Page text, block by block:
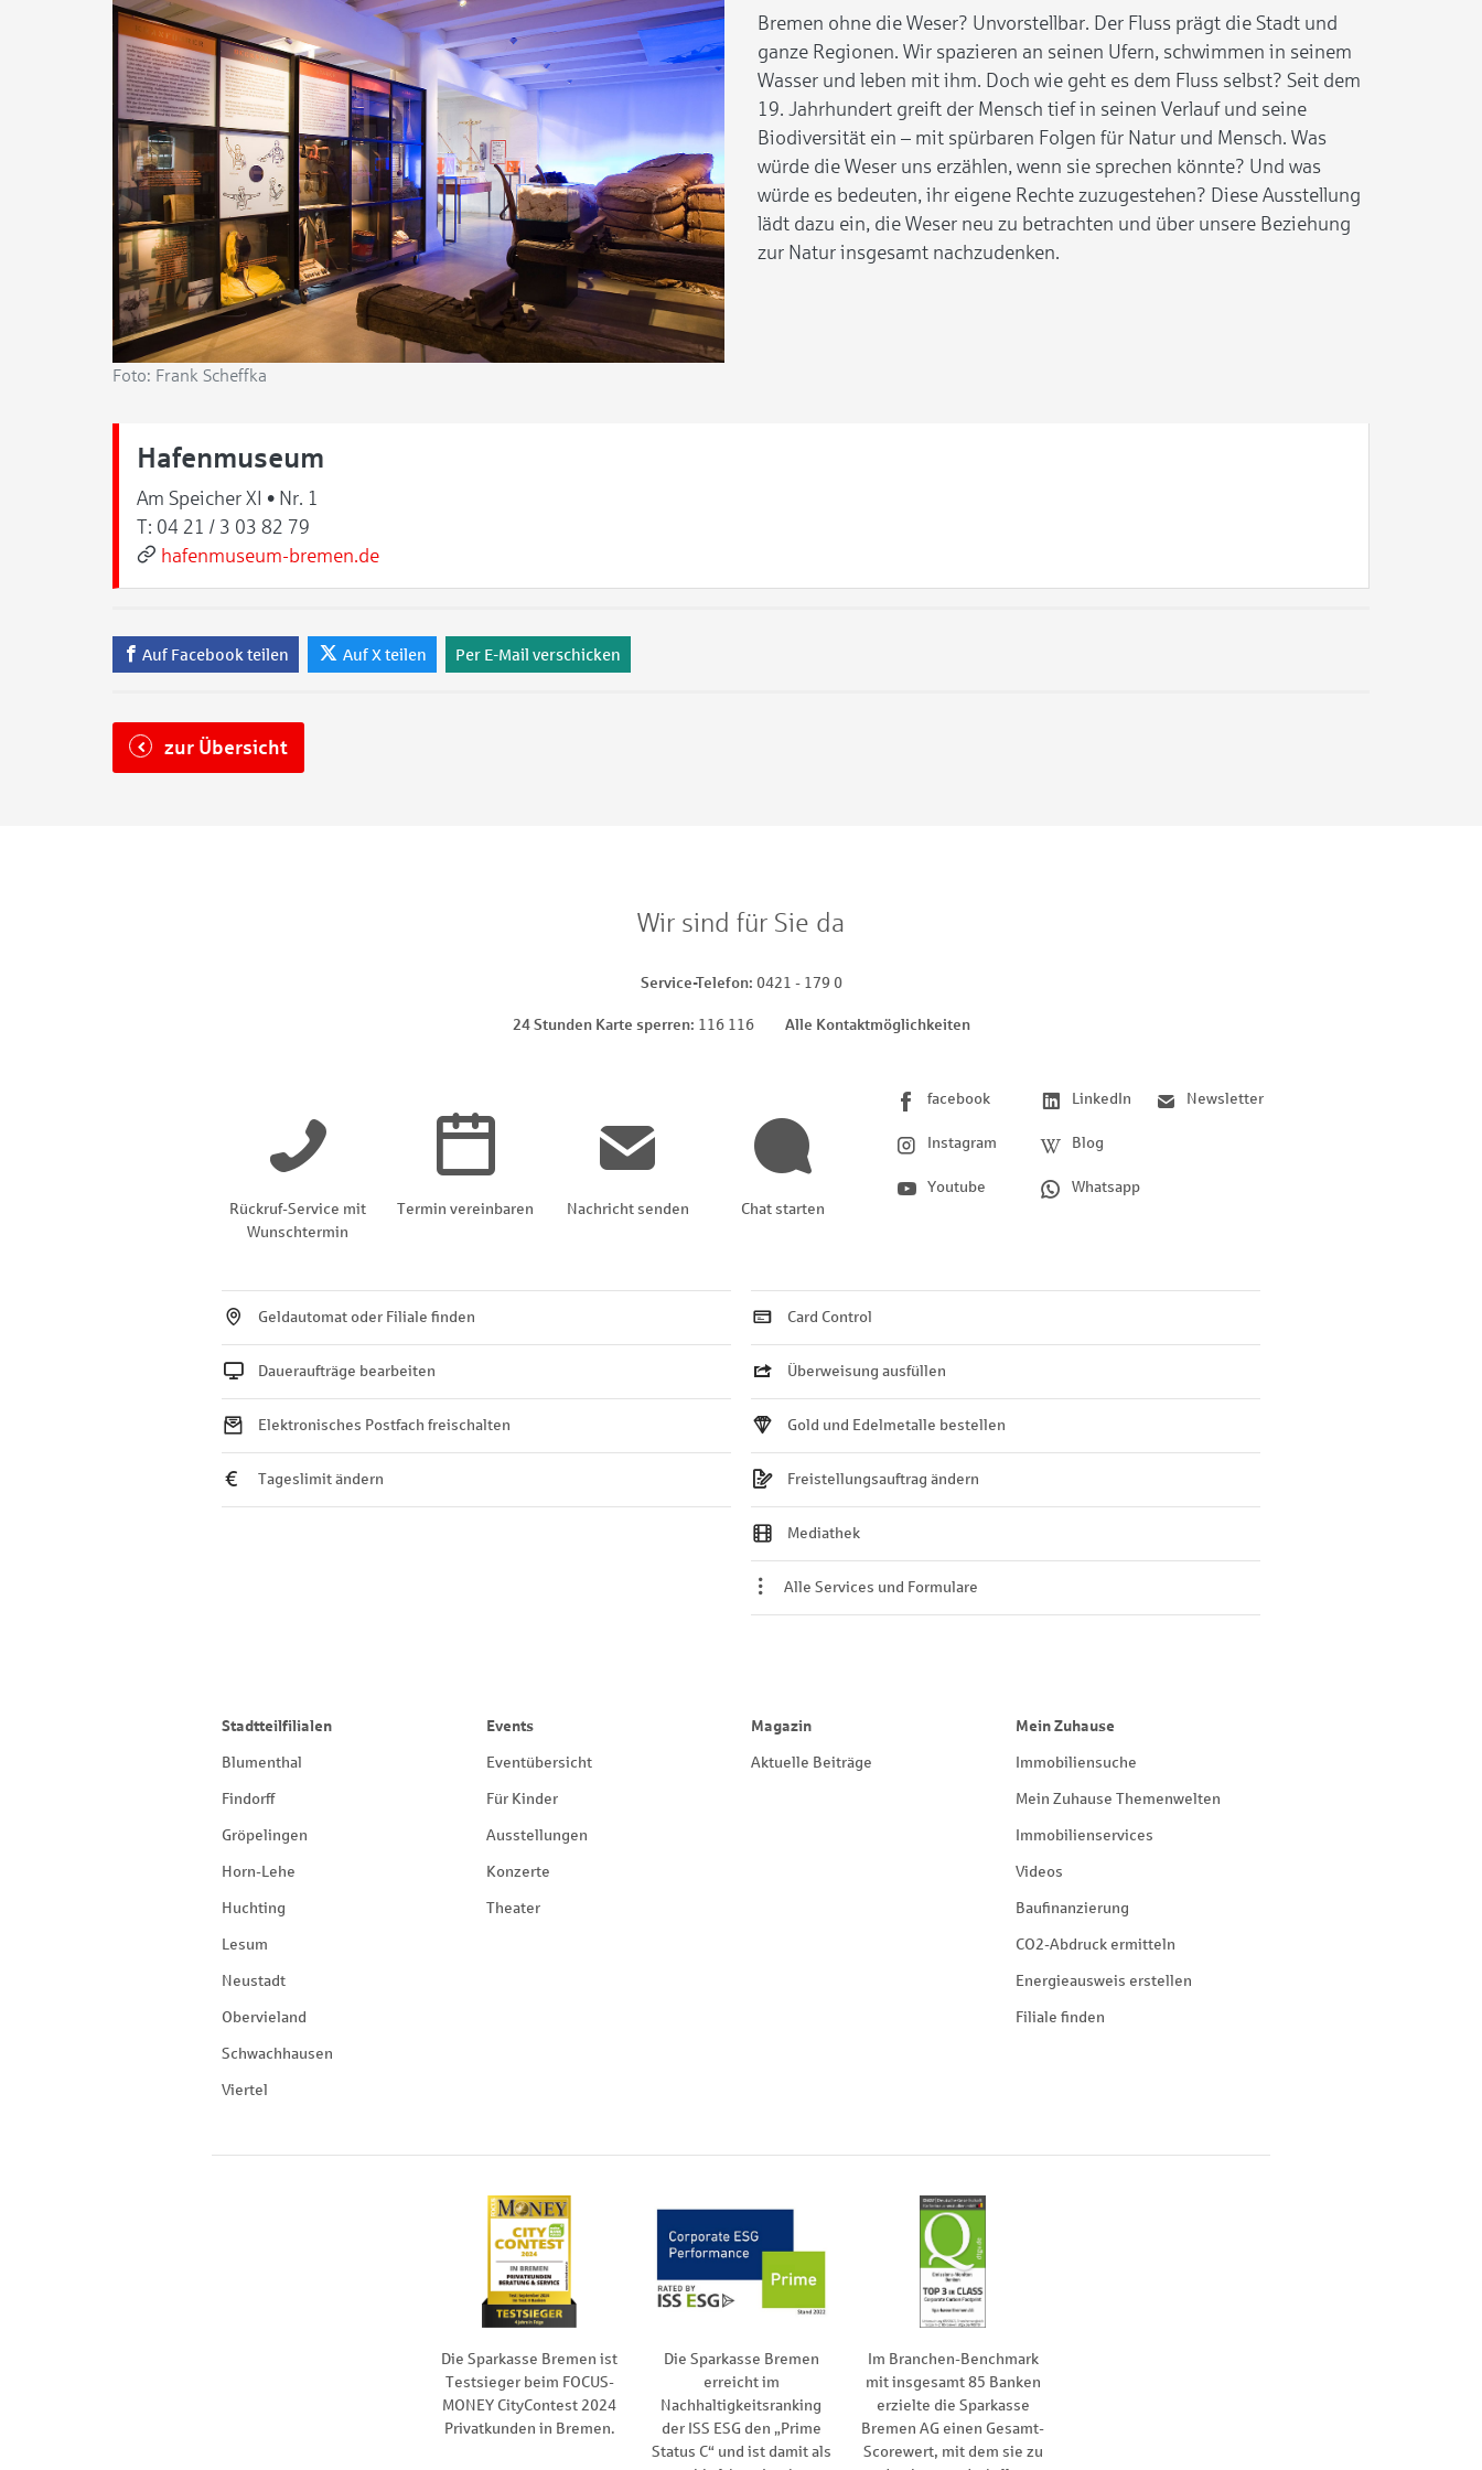
Foto: Frank Scheffka
Bremen ohne die Weser? Unvorstellbar. Der Fluss prägt die Stadt und
ganze Regionen. Wir spazieren an seinen Ufern, schwimmen in seinem
Wasser und leben mit ihm. Doch wie geht es dem Fluss selbst? Seit dem
19. Jahrhundert greift der Mensch tief in seinen Verlauf und seine
Biodiversität ein – mit spürbaren Folgen für Natur und Mensch. Was
würde die Weser uns erzählen, wenn sie sprechen könnte? Und was
würde es bedeuten, ihr eigene Rechte zuzugestehen? Diese Ausstellung
lädt dazu ein, die Weser neu zu betrachten und über unsere Beziehung
zur Natur insgesamt nachzudenken.
Hafenmuseum
Am Speicher XI • Nr. 1
T: 04 21 / 3 03 82 79
hafenmuseum-bremen.de
Auf Facebook teilen Auf X teilen Per E-Mail verschicken
zur Übersicht
Wir sind für Sie da
Service-Telefon 0421 - 179 0
24 Stunden Karte sperren 116 116 Alle Kontaktmöglichkeiten
Rückruf-Service mit
Wunschtermin
Termin vereinbaren Nachricht senden Chat starten
facebook
Instagram
Youtube
LinkedIn
Blog
Whatsapp
Newsletter
Geldautomat oder Filiale finden
Daueraufträge bearbeiten
Elektronisches Postfach freischalten
Tageslimit ändern
Card Control
Überweisung ausfüllen
Gold und Edelmetalle bestellen
Freistellungsauftrag ändern
Mediathek
Alle Services und Formulare
Stadtteilfilialen
Blumenthal
Findorff
Gröpelingen
Horn-Lehe
Huchting
Lesum
Neustadt
Obervieland
Schwachhausen
Viertel
Events
Eventübersicht
Für Kinder
Ausstellungen
Konzerte
Theater
Magazin
Aktuelle Beiträge
Mein Zuhause
Immobiliensuche
Mein Zuhause Themenwelten
Immobilienservices
Videos
Baufinanzierung
CO2-Abdruck ermitteln
Energieausweis erstellen
Filiale finden
Die Sparkasse Bremen ist
Testsieger beim FOCUS-
MONEY CityContest 2024
Privatkunden in Bremen.
Die Sparkasse Bremen
erreicht im
Nachhaltigkeitsranking
der ISS ESG den „Prime
Status C“ und ist damit als
Im Branchen-Benchmark
mit insgesamt 85 Banken
erzielte die Sparkasse
Bremen AG einen Gesamt-
Scorewert, mit dem sie zu